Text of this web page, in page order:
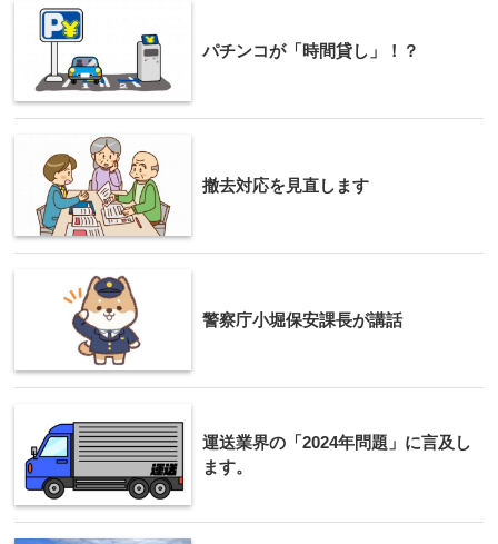
パチンコが「時間貸し」！？
撤去対応を見直します
警察庁小堀保安課長が講話
運送業界の「2024年問題」に言及し
ます。